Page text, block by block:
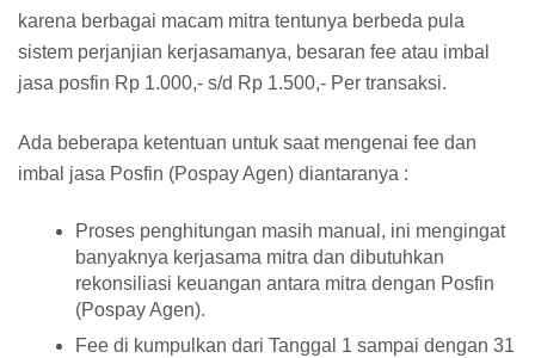
karena berbagai macam mitra tentunya berbeda pula
sistem perjanjian kerjasamanya, besaran fee atau imbal
jasa posfin Rp 1.000,- s/d Rp 1.500,- Per transaksi.
Ada beberapa ketentuan untuk saat mengenai fee dan
imbal jasa Posfin (Pospay Agen) diantaranya :
Proses penghitungan masih manual, ini mengingat
banyaknya kerjasama mitra dan dibutuhkan
rekonsiliasi keuangan antara mitra dengan Posfin
(Pospay Agen).
Fee di kumpulkan dari Tanggal 1 sampai dengan 31